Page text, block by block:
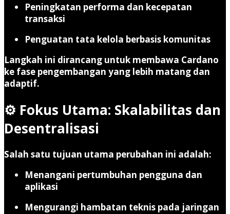
Peningkatan performa dan kecepatan
transaksi
Penguatan tata kelola berbasis komunitas
Langkah ini dirancang untuk membawa Cardano
ke fase pengembangan yang lebih matang dan
adaptif.
⚙️ Fokus Utama: Skalabilitas dan
Desentralisasi
Salah satu tujuan utama perubahan ini adalah:
Menangani pertumbuhan pengguna dan
aplikasi
Mengurangi hambatan teknis pada jaringan